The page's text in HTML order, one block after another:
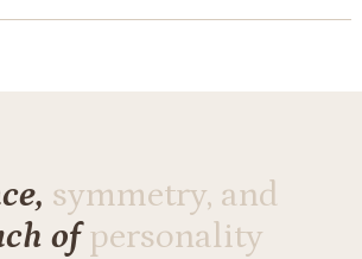
symmetry, and
ofpersonality